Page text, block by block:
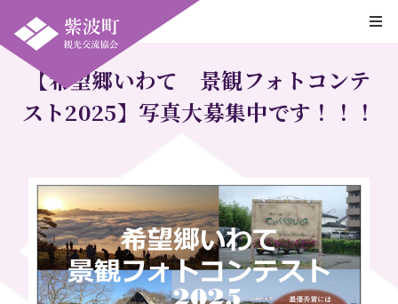
【希望郷いわて 景観フォトコンテ
スト2025】写真大募集中です！！！